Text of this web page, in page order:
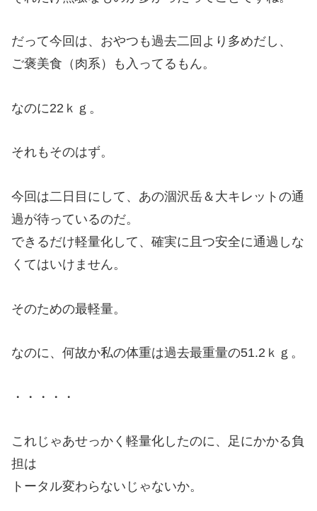
だって今回は、おやつも過去二回より多めだし、
ご褒美食（肉系）も入ってるもん。
なのに22ｋｇ。
それもそのはず。
今回は二日目にして、あの涸沢岳＆大キレットの通
過が待っているのだ。
できるだけ軽量化して、確実に且つ安全に通過しな
くてはいけません。
そのための最軽量。
なのに、何故か私の体重は過去最重量の51.2ｋｇ。
・・・・・
これじゃあせっかく軽量化したのに、足にかかる負
担は
トータル変わらないじゃないか。